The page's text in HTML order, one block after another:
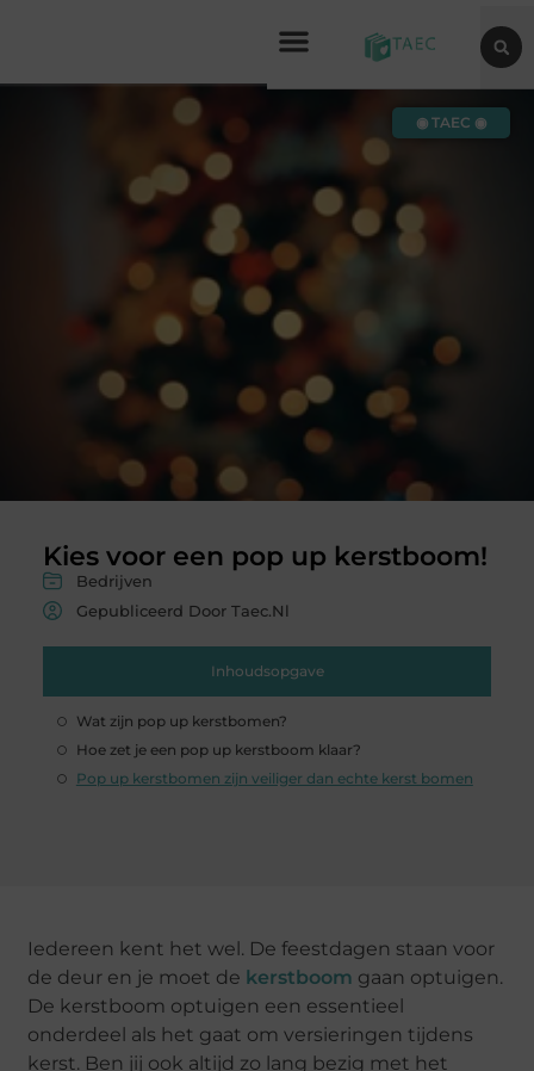
Kies voor een pop up kerstboom!
Bedrijven
Gepubliceerd Door Taec.nl
Inhoudsopgave
Wat zijn pop up kerstbomen?
Hoe zet je een pop up kerstboom klaar?
Pop up kerstbomen zijn veiliger dan echte kerst bomen
◉ TAEC ◉
Iedereen kent het wel. De feestdagen staan voor
de deur en je moet de kerstboom gaan optuigen.
De kerstboom optuigen een essentieel
onderdeel als het gaat om versieringen tijdens
kerst. Ben jij ook altijd zo lang bezig met het